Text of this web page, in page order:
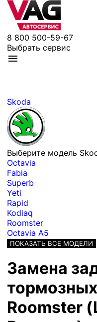
8 800 500-59-67
Выбрать сервис
Skoda
Выберите модель
Octavia
Fabia
Superb
Yeti
Rapid
Kodiaq
Roomster
Octavia A5
ПОКАЗАТЬ ВСЕ МОДЕЛИ
Замена
Roomster